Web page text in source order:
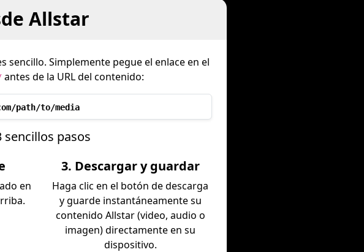
Allstar
sencillo. Simplemente pegue el enlace en el
antes de la URL del contenido:
path/to/media
pasos
en
3. Descargar y guardar
Haga clic en el botón de descarga
y guarde instantáneamente su
contenido Allstar (video, audio o
imagen) directamente en su
dispositivo.